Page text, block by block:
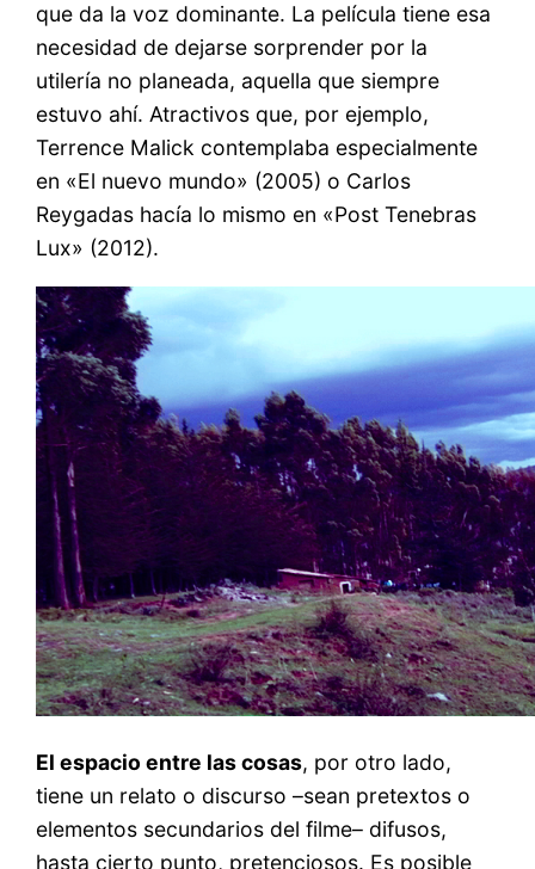
que da la voz dominante. La película tiene esa
necesidad de dejarse sorprender por la
utilería no planeada, aquella que siempre
estuvo ahí. Atractivos que, por ejemplo,
Terrence Malick contemplaba especialmente
en «El nuevo mundo» (2005) o Carlos
Reygadas hacía lo mismo en «Post Tenebras
Lux» (2012).
El espacio entre las cosas, por otro lado,
tiene un relato o discurso –sean pretextos o
elementos secundarios del filme– difusos,
hasta cierto punto, pretenciosos. Es posible